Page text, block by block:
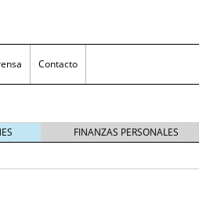
Contacto
FINANZAS PERSONALES